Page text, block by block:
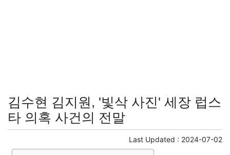
김수현 김지원, '빛삭 사진' 세장 럽스
타 의혹 사건의 전말
Last Updated : 2024-07-02